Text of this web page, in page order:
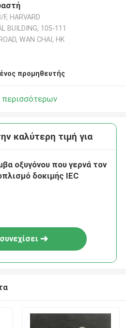
F, HARVARD
BUILDING, 105-111
WAN CHAI, HK
προμηθευτής
περισσότερων
καλύτερη τιμή για
οξυγόνου που γερνά τον
δοκιμής IEC